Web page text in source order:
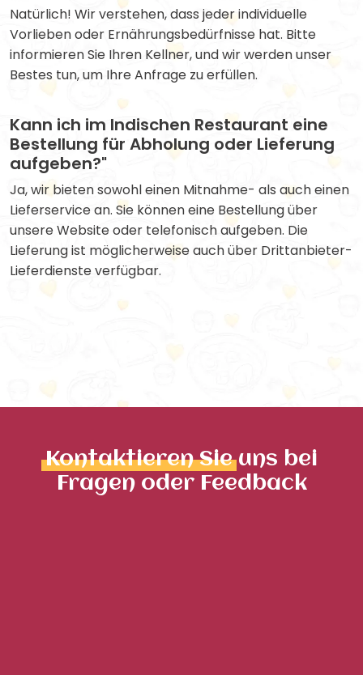
Natürlich! Wir verstehen, dass jeder individuelle
Vorlieben oder Ernährungsbedürfnisse hat. Bitte
informieren Sie Ihren Kellner, und wir werden unser
Bestes tun, um Ihre Anfrage zu erfüllen.
Kann ich im Indischen Restaurant eine
Bestellung für Abholung oder Lieferung
aufgeben?"
Ja, wir bieten sowohl einen Mitnahme- als auch einen
Lieferservice an. Sie können eine Bestellung über
unsere Website oder telefonisch aufgeben. Die
Lieferung ist möglicherweise auch über Drittanbieter-
Lieferdienste verfügbar.
Kontaktieren Sieuns bei
Fragen oder Feedback